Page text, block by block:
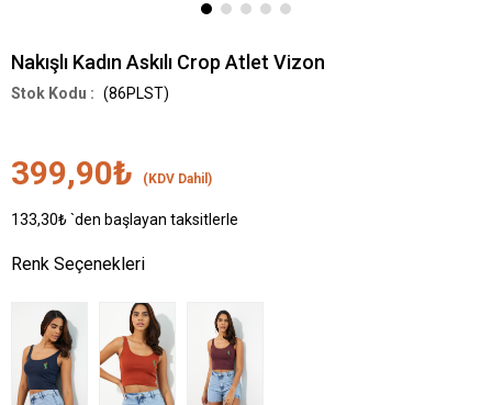
Nakışlı Kadın Askılı Crop Atlet Vizon
(86PLST)
399,90₺ (KDV Dahil)
133,30₺`den başlayan taksitlerle
Renk Seçenekleri